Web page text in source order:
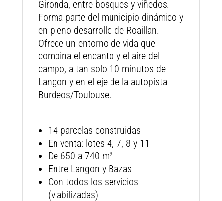
Gironda, entre bosques y viñedos.
Forma parte del municipio dinámico y
en pleno desarrollo de Roaillan.
Ofrece un entorno de vida que
combina el encanto y el aire del
campo, a tan solo 10 minutos de
Langon y en el eje de la autopista
Burdeos/Toulouse.
14 parcelas construidas
En venta: lotes 4, 7, 8 y 11
De 650 a 740 m²
Entre Langon y Bazas
Con todos los servicios
(viabilizadas)